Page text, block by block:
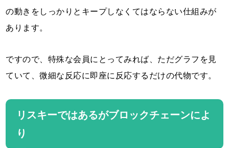
の動きをしっかりとキープしなくてはならない仕組みが
あります。
ですので、特殊な会員にとってみれば、ただグラフを見
ていて、微細な反応に即座に反応するだけの代物です。
リスキーではあるがブロックチェーンによ
り